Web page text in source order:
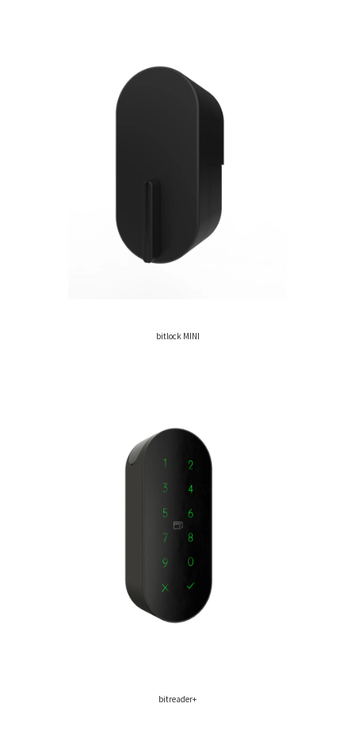
bitlock MINI
bitreader+